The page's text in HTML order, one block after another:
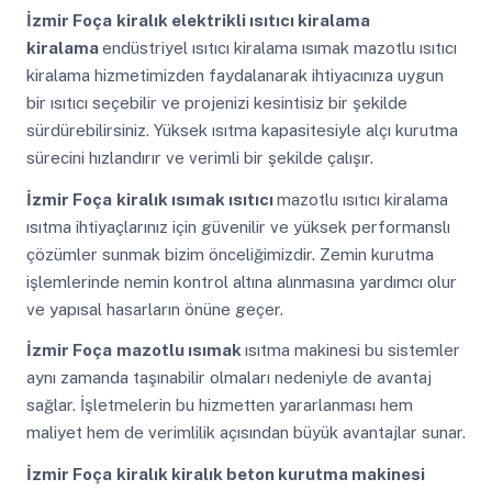
İzmir Foça kiralık elektrikli ısıtıcı kiralama
kiralamaendüstriyel ısıtıcı kiralama ısımak mazotlu ısıtıcı
kiralama hizmetimizden faydalanarak ihtiyacınıza uygun
bir ısıtıcı seçebilir ve projenizi kesintisiz bir şekilde
sürdürebilirsiniz. Yüksek ısıtma kapasitesiyle alçı kurutma
sürecini hızlandırır ve verimli bir şekilde çalışır.
İzmir Foça kiralık ısımak ısıtıcımazotlu ısıtıcı kiralama
ısıtma ihtiyaçlarınız için güvenilir ve yüksek performanslı
çözümler sunmak bizim önceliğimizdir. Zemin kurutma
işlemlerinde nemin kontrol altına alınmasına yardımcı olur
ve yapısal hasarların önüne geçer.
İzmir Foça mazotlu ısımak ısıtma makinesi bu sistemler
aynı zamanda taşınabilir olmaları nedeniyle de avantaj
sağlar. İşletmelerin bu hizmetten yararlanması hem
maliyet hem de verimlilik açısından büyük avantajlar sunar.
İzmir Foça kiralık kiralık beton kurutma makinesi